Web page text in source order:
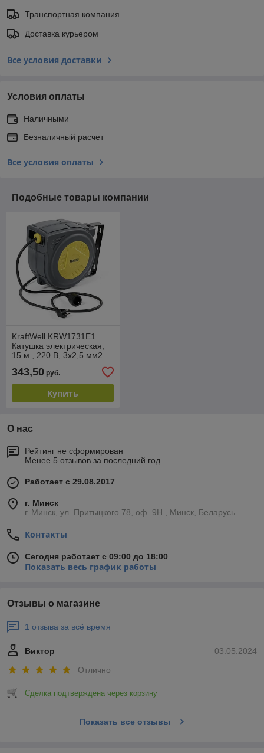
Транспортная компания
Доставка курьером
Все условия доставки
Условия оплаты
Наличными
Безналичный расчет
Все условия оплаты
Подобные товары компании
KraftWell KRW1731E1
Катушка электрическая,
15 м., 220 В, 3х2,5 мм2
343,50 руб.
Купить
О нас
Рейтинг не сформирован
Менее 5 отзывов за последний год
Работает с 29.08.2017
г. Минск
г. Минск, ул. Притыцкого 78, оф. 9Н , Минск, Беларусь
Контакты
Сегодня работает с 09:00 до 18:00
Показать весь график работы
Отзывы о магазине
1 отзыва за всё время
03.05.2024
Виктор
Отлично
Сделка подтверждена через корзину
Показать все отзывы